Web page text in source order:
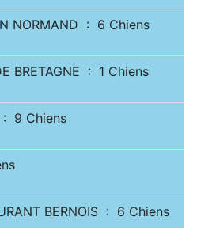
NORMAND : 6 Chiens
BRETAGNE : 1 Chiens
: 9 Chiens
BERNOIS : 6 Chiens